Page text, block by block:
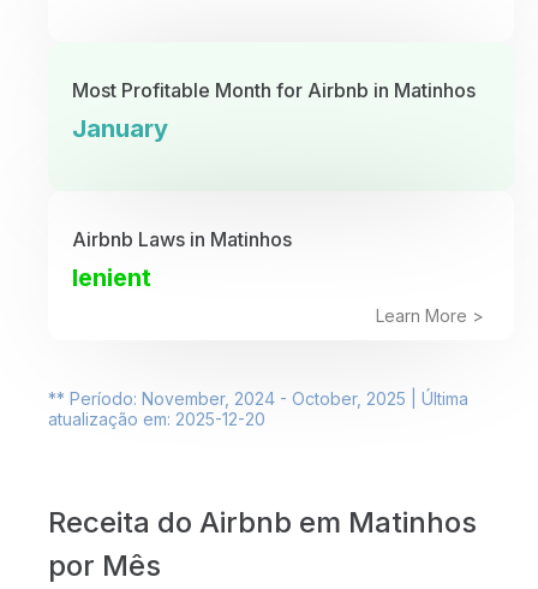
Most Profitable Month for Airbnb in Matinhos
January
Airbnb Laws in Matinhos
lenient
Learn More >
** Período: November, 2024 - October, 2025 | Última
atualização em: 2025-12-20
Receita do Airbnb em Matinhos
por Mês